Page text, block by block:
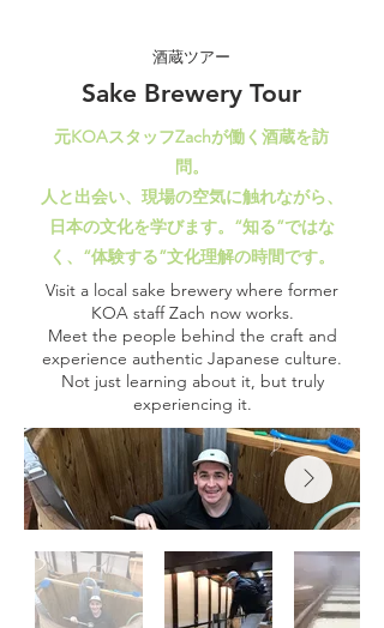
酒蔵ツアー
Sake Brewery Tour
元KOAスタッフZachが働く酒蔵を訪
問。
人と出会い、現場の空気に触れながら、
日本の文化を学びます。“知る”ではな
く、“体験する”文化理解の時間です。
Visit a local sake brewery where former
KOA staff Zach now works.
Meet the people behind the craft and
experience authentic Japanese culture.
Not just learning about it, but truly
experiencing it.